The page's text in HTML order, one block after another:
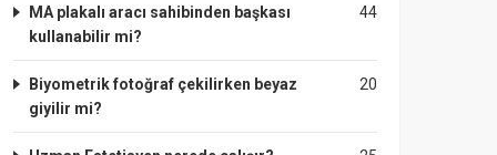
44
MA plakalı aracı sahibinden başkası
kullanabilir mi?
20
Biyometrik fotoğraf çekilirken beyaz
giyilir mi?